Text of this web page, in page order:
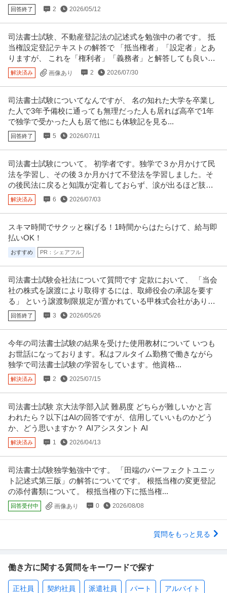
回答終了 2 2026/05/12
司法書士試験、不動産登記法の記述式を勉強中の者です。 抵
当権設定登記テキストの解答で 「抵当権者」「設定者」とあ
りますが、 これを「権利者」「義務者」と解答しても良いの
でしょうか？
解決済み 画像あり 2 2026/07/30
司法書士試験についてなんですが、 名の知れた大学を卒業し
た人で3年予備校に通っても無理だった人も居れば高卒で1年
で独学で受かった人も居て他にも体験記を見る...
回答終了 5 2026/07/11
司法書士試験について。 初学者です。独学で３か月かけて民
法を学習し、その後３か月かけて不登法を学習しました。そ
の後民法に戻ると知識が定着しておらず、涙が出るほど肢別
過去問ができて
解決済み 6 2026/07/03
スキマ時間でサクッと稼げる！1時間からはたらけて、給与即
払いOK！
おすすめ PR：シェアフル
司法書士試験会社法について質問です 定款において、 「当会
社の株式を譲渡により取得するには、取締役会の承認を要す
る」 という譲渡制限規定が置かれている甲株式会社がありま
す。
回答終了 3 2026/05/26
今年の司法書士試験の結果を受けた使用教材について いつも
お世話になっております。私はフルタイム勤務で働きながら
独学で司法書士試験の学習をしています。他資格...
解決済み 2 2025/07/15
司法書士試験 京大法学部入試 難易度 どちらが難しいかと言
われたら？以下はAIの回答ですが、信用していいものかどう
か、どう思いますか？ AIアシスタント AI
解決済み 1 2026/04/13
司法書士試験独学勉強中です。 「田端のパーフェクトユニッ
ト記述式第三版」の解答についてです。 根抵当権の変更登記
の添付書類について。 根抵当権の下に抵当権...
回答受付中 画像あり 0 2026/08/08
質問をもっと見る
働き方に関する質問をキーワードで探す
正社員 契約社員 派遣社員 パート アルバイト